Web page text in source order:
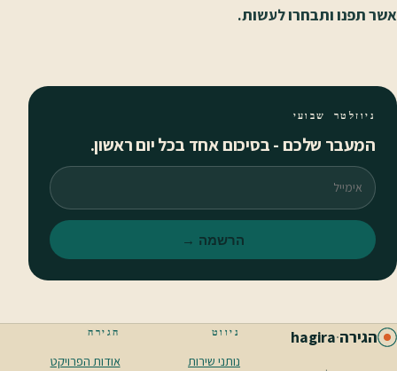
אשר תפנו ותבחרו לעשות.
ניוזלטר שבועי
המעבר שלכם - בסיכום אחד בכל יום ראשון.
אימייל
הרשמה →
הגירה·
hagira ניווט
נותני שירות
הגירה
אודות הפרויקט